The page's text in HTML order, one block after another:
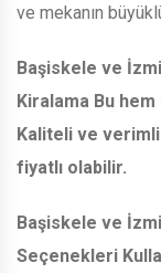
ve mekanın
Başiskele ve
Kiralama Bu
Kaliteli ve
fiyatlı olabilir.
Başiskele ve
Seçenekleri